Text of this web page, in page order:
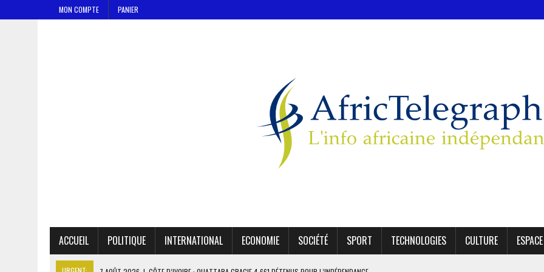
MON COMPTE PANIER
ACCUEIL POLITIQUE INTERNATIONAL ECONOMIE SOCIÉTÉ SPORT TECHNOLOGIES CULTURE